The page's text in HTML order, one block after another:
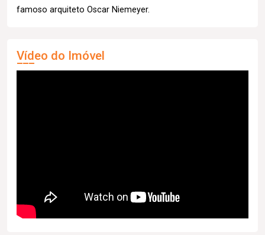
famoso arquiteto Oscar Niemeyer.
Vídeo do Imóvel